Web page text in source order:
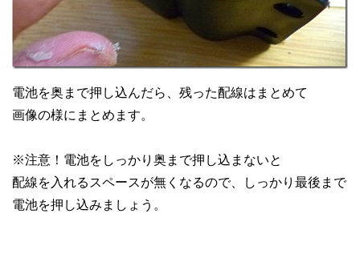
電池を奥まで押し込んだら、残った配線はまとめて
画像の様にまとめます。
※注意！電池をしっかり奥まで押し込まないと
配線を入れるスペースが無くなるので、しっかり最後まで
電池を押し込みましょう。